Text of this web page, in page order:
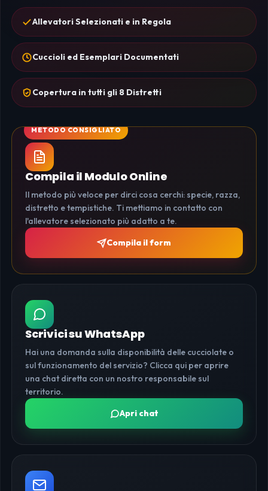
Allevatori Selezionati e in Regola
Cuccioli ed Esemplari Documentati
Copertura in tutti gli 8 Distretti
Compila il Modulo Online
Il metodo più veloce per dirci cosa cerchi: specie, razza,
distretto e tempistiche. Ti mettiamo in contatto con
l'allevatore selezionato più adatto a te.
Compila il form
Scrivici su WhatsApp
Hai una domanda sulla disponibilità delle cucciolate o
sul funzionamento del servizio? Clicca qui per aprire
una chat diretta con un nostro responsabile sul
territorio.
Apri chat